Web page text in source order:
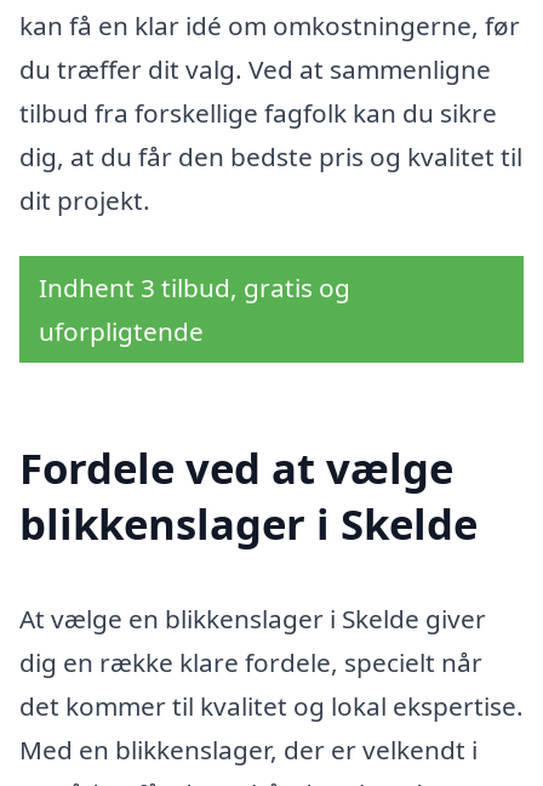
kan få en klar idé om omkostningerne, før
du træffer dit valg. Ved at sammenligne
tilbud fra forskellige fagfolk kan du sikre
dig, at du får den bedste pris og kvalitet til
dit projekt.
Indhent 3 tilbud, gratis og
uforpligtende
Fordele ved at vælge
blikkenslager i Skelde
At vælge en blikkenslager i Skelde giver
dig en række klare fordele, specielt når
det kommer til kvalitet og lokal ekspertise.
Med en blikkenslager, der er velkendt i